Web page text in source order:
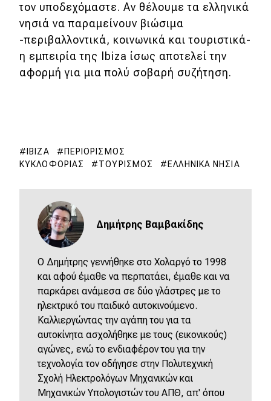
τον υποδεχόμαστε. Αν θέλουμε τα ελληνικά
νησιά να παραμείνουν βιώσιμα
-περιβαλλοντικά, κοινωνικά και τουριστικά-
η εμπειρία της Ibiza ίσως αποτελεί την
αφορμή για μια πολύ σοβαρή συζήτηση.
IBIZA
ΠΕΡΙΟΡΙΣΜΌΣ
ΚΥΚΛΟΦΟΡΊΑΣ
ΤΟΥΡΙΣΜΌΣ ΕΛΛΗΝΙΚΆ ΝΗΣΙΆ
Δημήτρης Βαμβακίδης
Ο Δημήτρης γεννήθηκε στο Χολαργό το 1998
και αφού έμαθε να περπατάει, έμαθε και να
παρκάρει ανάμεσα σε δύο γλάστρες με το
ηλεκτρικό του παιδικό αυτοκινούμενο.
Καλλιεργώντας την αγάπη του για τα
αυτοκίνητα ασχολήθηκε με τους (εικονικούς)
αγώνες, ενώ το ενδιαφέρον του για την
τεχνολογία τον οδήγησε στην Πολυτεχνική
Σχολή Ηλεκτρολόγων Μηχανικών και
Μηχανικών Υπολογιστών του ΑΠΘ, απ' όπου